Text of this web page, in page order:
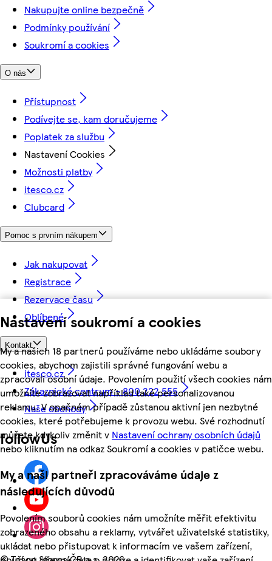
Nastavení soukromí a cookies
My a našich 18 partnerů používáme nebo ukládáme soubory
cookies, abychom zajistili správné fungování webu a
zpracovali osobní údaje. Povolením použití všech cookies nám
umožníte zobrazovat například také personalizovanou
reklamu. V opačném případě zůstanou aktivní jen nezbytné
cookies, které potřebujeme k provozu webu. Své rozhodnutí
můžete kdykoliv změnit v Nastavení ochrany osobních údajů
nebo kliknutím na odkaz Soukromí a cookies v patičce webu.
My a naši partneři zpracováváme údaje z
následujících důvodů
Povolením souborů cookies nám umožníte měřit efektivitu
zobrazeného obsahu a reklamy, vytvářet uživatelské statistiky,
ukládat nebo přistupovat k informacím ve vašem zařízení,
Nakupujte online bezpečně
Podmínky používání
Soukromí a cookies
O nás
Přístupnost
Podívejte se, kam doručujeme
Poplatek za službu
Nastavení Cookies
Možnosti platby
itesco.cz
Clubcard
Pomoc s prvním nákupem
Jak nakupovat
Registrace
Rezervace času
Oblíbené
Kontakt
itesco.cz
Zákaznické centrum - 800 222 555
Naše obchody
followUs